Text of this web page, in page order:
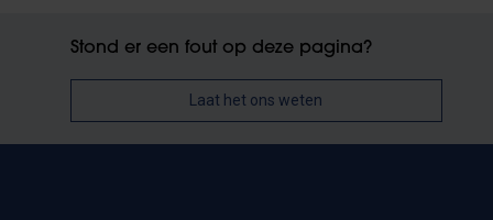
Stond er een fout op deze pagina?
Laat het ons weten